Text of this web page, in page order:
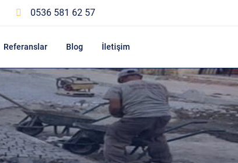
0536 581 62 57
Referanslar Blog İletişim